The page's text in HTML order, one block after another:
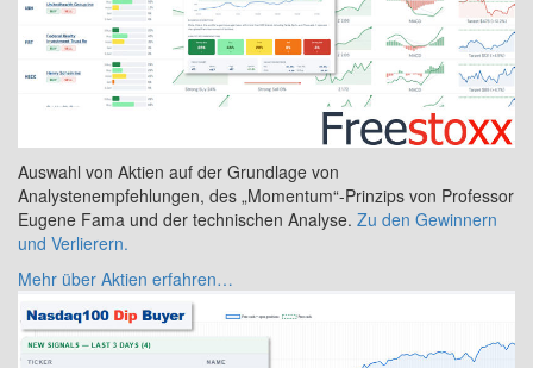
Auswahl von Aktien auf der Grundlage von
Analystenempfehlungen, des „Momentum“-Prinzips von Professor
Eugene Fama und der technischen Analyse. Zu den Gewinnern
und Verlierern.
Mehr über Aktien erfahren…